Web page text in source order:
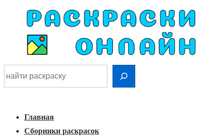
Шдарр;
Перейти
основному
контенту
Главная
Сборники раскрасок